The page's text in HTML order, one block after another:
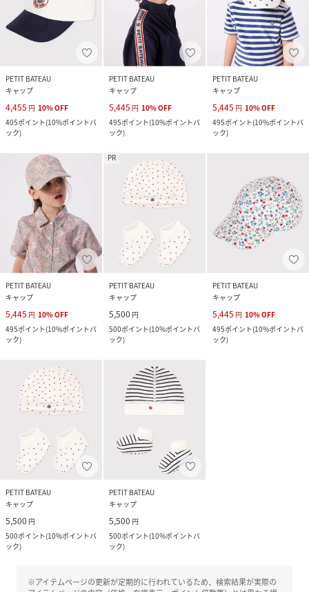
PETIT BATEAU
キャップ
4,455 円 10%OFF
405ポイント(10%ポイントバ
ック)
PETIT BATEAU
キャップ
5,445 円 10%OFF
495ポイント(10%ポイントバ
ック)
PETIT BATEAU
キャップ
5,445 円 10%OFF
495ポイント(10%ポイントバ
ック)
PETIT BATEAU
キャップ
5,445 円 10%OFF
495ポイント(10%ポイントバ
ック)
PR
PETIT BATEAU
キャップ
5,500 円
500ポイント(10%ポイントバ
ック)
PETIT BATEAU
キャップ
5,445 円 10%OFF
495ポイント(10%ポイントバ
ック)
PETIT BATEAU
キャップ
5,500 円
500ポイント(10%ポイントバ
ック)
PETIT BATEAU
キャップ
5,500 円
500ポイント(10%ポイントバ
ック)
※アイテムページの更新が定期的に行われているため、検索結果が実際の